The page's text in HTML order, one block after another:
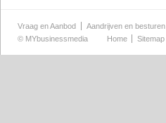
Vraag en Aanbod Aandrijven en besturen
© MYbusinessmedia Home Sitemap